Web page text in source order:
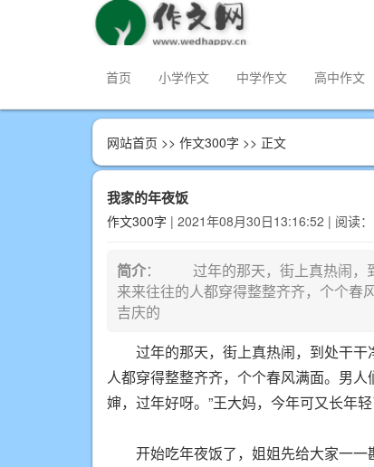
首页 小学作文 中学作文 高中作文
网站首页 >> 作文300字 >> 正文
我家的年夜饭
作文300字 | 2021年08月30日13:16:52 | 阅读
简介： 过年的那天，街上真热闹，到
来来往往的人都穿得整整齐齐，个个春
吉庆的
过年的那天，街上真热闹，到处干干
人都穿得整整齐齐，个个春风满面。男
婶，过年好呀。”王大妈，今年可又长年轻
开始吃年夜饭了，姐姐先给大家一一